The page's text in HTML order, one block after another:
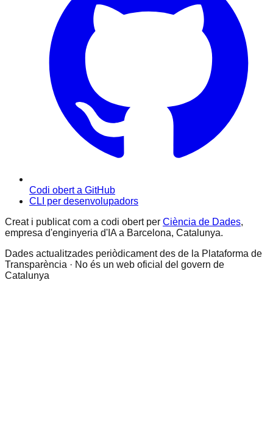
Codi obert a GitHub
CLI per desenvolupadors
Creat i publicat com a codi obert per Ciència de Dades,
empresa d'enginyeria d'IA a Barcelona, Catalunya.
Dades actualitzades periòdicament des de la Plataforma de
Transparència · No és un web oficial del govern de
Catalunya